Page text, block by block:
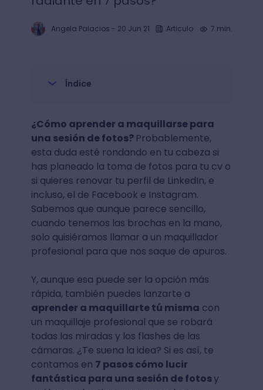
Angela Palacios - 20 Jun 21 Articulo 7 min.
Índice
¿Cómo aprender a maquillarse para
una sesión de fotos? Probablemente,
esta duda esté rondando en tu cabeza si
has planeado la toma de fotos para tu cv o
si quieres renovar tu perfil de LinkedIn, e
incluso, el de Facebook e Instagram.
Sabemos que aunque parece sencillo,
cuando tenemos las brochas en la mano,
solo quisiéramos llamar a un maquillador
profesional para que nos saque de apuros.
Y, aunque esa puede ser la opción más
rápida, también puedes lanzarte a
aprender a maquillarte tú misma con
un maquillaje profesional que se robará
todas las miradas y los flashes de las
cámaras. ¿Te suena la idea? Si es así, te
contamos en 7 pasos cómo lucir
fantástica para una sesión de fotosy